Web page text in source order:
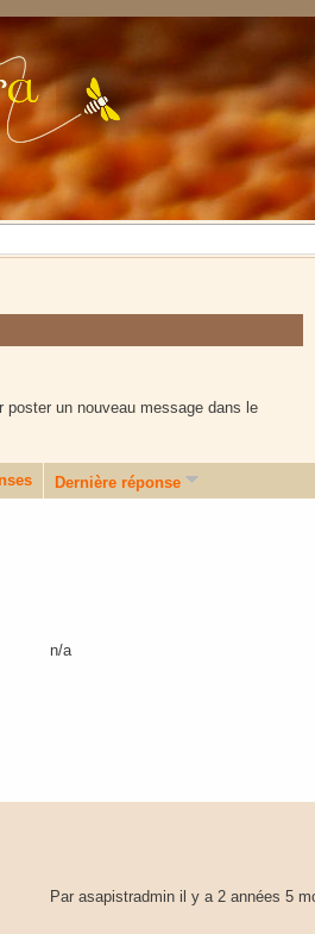
poster un nouveau message dans le
Dernière réponse
n/a
Par asapistradmin il y a 2 années 5